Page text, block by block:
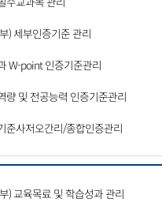
) 세부인증기준 관리
W-point 인증기준관리
량 및 전공능력 인증기준관리
준사저오간리/종합인증관리
) 교육목료 및 학습성과 관리